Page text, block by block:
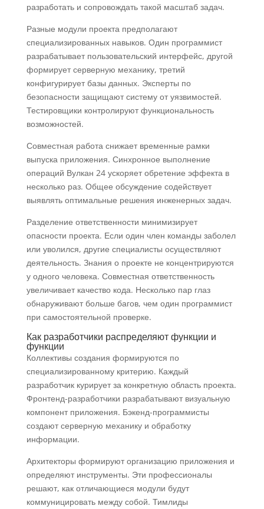
разработать и сопровождать такой масштаб задач.
Разные модули проекта предполагают
специализированных навыков. Один программист
разрабатывает пользовательский интерфейс, другой
формирует серверную механику, третий
конфигурирует базы данных. Эксперты по
безопасности защищают систему от уязвимостей.
Тестировщики контролируют функциональность
возможностей.
Совместная работа снижает временные рамки
выпуска приложения. Синхронное выполнение
операций Вулкан 24 ускоряет обретение эффекта в
несколько раз. Общее обсуждение содействует
выявлять оптимальные решения инженерных задач.
Разделение ответственности минимизирует
опасности проекта. Если один член команды заболел
или уволился, другие специалисты осуществляют
деятельность. Знания о проекте не концентрируются
у одного человека. Совместная ответственность
увеличивает качество кода. Несколько пар глаз
обнаруживают больше багов, чем один программист
при самостоятельной проверке.
Как разработчики распределяют функции и
функции
Коллективы создания формируются по
специализированному критерию. Каждый
разработчик курирует за конкретную область проекта.
Фронтенд-разработчики разрабатывают визуальную
компонент приложения. Бэкенд-программисты
создают серверную механику и обработку
информации.
Архитекторы формируют организацию приложения и
определяют инструменты. Эти профессионалы
решают, как отличающиеся модули будут
коммуницировать между собой. Тимлиды